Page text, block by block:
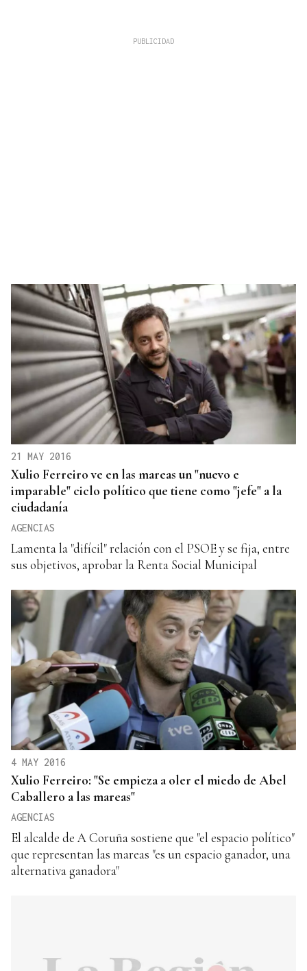
21 MAY 2016
Xulio Ferreiro ve en las mareas un "nuevo e
imparable" ciclo político que tiene como "jefe" a la
ciudadanía
AGENCIAS
Lamenta la "difícil" relación con el PSOE y se fija, entre
sus objetivos, aprobar la Renta Social Municipal
4 MAY 2016
Xulio Ferreiro: "Se empieza a oler el miedo de Abel
Caballero a las mareas"
AGENCIAS
El alcalde de A Coruña sostiene que "el espacio político"
que representan las mareas "es un espacio ganador, una
alternativa ganadora"